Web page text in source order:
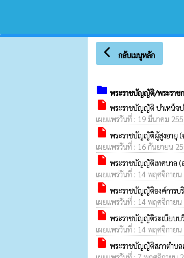
arrow_back_ios กลับเมนูหลัก
ยินดีต้อนรับ เข้าสู่เว็บไซต์ ระบบกฎหมาย อง
folder พระราชบัญญัติ/พระราช
insert_drive_file พระราชบัญญัติ บำเหน็จ
เผยแพร่วันที่ : 19 มีนาคม
insert_drive_file พระราชบัญญัติผู้สูงอายุ
เผยแพร่วันที่ : 16 กันยายน
insert_drive_file พระราชบัญญัติเทศบาล
เผยแพร่วันที่ : 14 พฤศจิกาย
insert_drive_file พระราชบัญญัติองค์การบ
เผยแพร่วันที่ : 14 พฤศจิกาย
insert_drive_file พระราชบัญญัติระเบียบบ
เผยแพร่วันที่ : 14 พฤศจิกาย
insert_drive_file พระราชบัญญัติสภาตำบล